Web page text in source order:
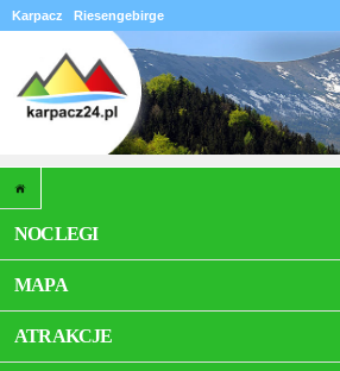
Karpacz Riesengebirge
NOCLEGI
MAPA
ATRAKCJE